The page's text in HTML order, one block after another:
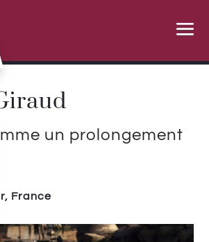
un prolongement
France